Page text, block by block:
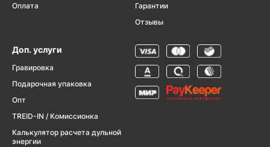
Оплата
Гарантии
Отзывы
Доп. услуги
Гравировка
Подарочная упаковка
Опт
TREID-IN / Комиссионка
Калькулятор расчета дульной
энергии